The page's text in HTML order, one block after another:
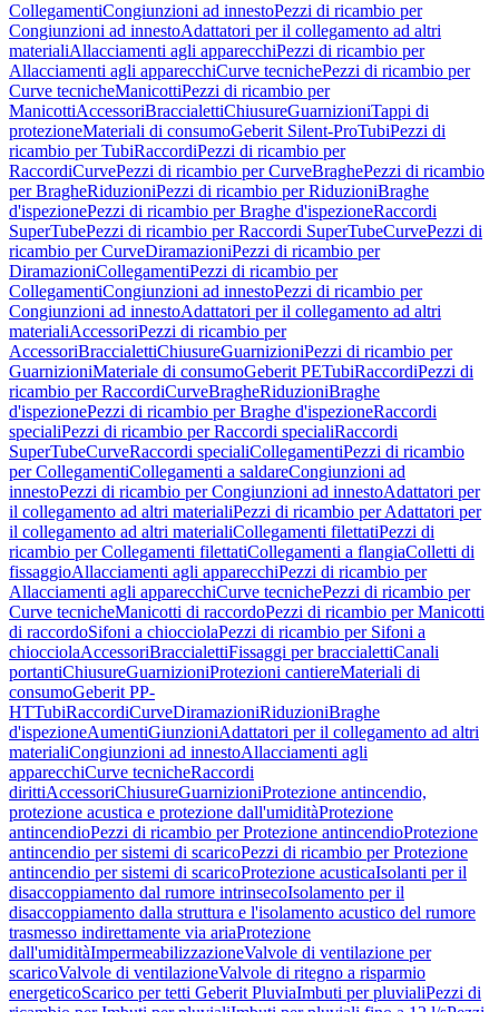
CollegamentiCongiunzioni ad innestoPezzi di ricambio per
Congiunzioni ad innestoAdattatori per il collegamento ad altri
materialiAllacciamenti agli apparecchiPezzi di ricambio per
Allacciamenti agli apparecchiCurve tecnichePezzi di ricambio per
Curve tecnicheManicottiPezzi di ricambio per
ManicottiAccessoriBraccialettiChiusureGuarnizioniTappi di
protezioneMateriali di consumoGeberit Silent-ProTubiPezzi di
ricambio per TubiRaccordiPezzi di ricambio per
RaccordiCurvePezzi di ricambio per CurveBraghePezzi di ricambio
per BragheRiduzioniPezzi di ricambio per RiduzioniBraghe
d'ispezionePezzi di ricambio per Braghe d'ispezioneRaccordi
SuperTubePezzi di ricambio per Raccordi SuperTubeCurvePezzi di
ricambio per CurveDiramazioniPezzi di ricambio per
DiramazioniCollegamentiPezzi di ricambio per
CollegamentiCongiunzioni ad innestoPezzi di ricambio per
Congiunzioni ad innestoAdattatori per il collegamento ad altri
materialiAccessoriPezzi di ricambio per
AccessoriBraccialettiChiusureGuarnizioniPezzi di ricambio per
GuarnizioniMateriale di consumoGeberit PETubiRaccordiPezzi di
ricambio per RaccordiCurveBragheRiduzioniBraghe
d'ispezionePezzi di ricambio per Braghe d'ispezioneRaccordi
specialiPezzi di ricambio per Raccordi specialiRaccordi
SuperTubeCurveRaccordi specialiCollegamentiPezzi di ricambio
per CollegamentiCollegamenti a saldareCongiunzioni ad
innestoPezzi di ricambio per Congiunzioni ad innestoAdattatori per
il collegamento ad altri materialiPezzi di ricambio per Adattatori per
il collegamento ad altri materialiCollegamenti filettatiPezzi di
ricambio per Collegamenti filettatiCollegamenti a flangiaColletti di
fissaggioAllacciamenti agli apparecchiPezzi di ricambio per
Allacciamenti agli apparecchiCurve tecnichePezzi di ricambio per
Curve tecnicheManicotti di raccordoPezzi di ricambio per Manicotti
di raccordoSifoni a chiocciolaPezzi di ricambio per Sifoni a
chiocciolaAccessoriBraccialettiFissaggi per braccialettiCanali
portantiChiusureGuarnizioniProtezioni cantiereMateriali di
consumoGeberit PP-
HTTubiRaccordiCurveDiramazioniRiduzioniBraghe
d'ispezioneAumentiGiunzioniAdattatori per il collegamento ad altri
materialiCongiunzioni ad innestoAllacciamenti agli
apparecchiCurve tecnicheRaccordi
dirittiAccessoriChiusureGuarnizioniProtezione antincendio,
protezione acustica e protezione dall'umiditàProtezione
antincendioPezzi di ricambio per Protezione antincendioProtezione
antincendio per sistemi di scaricoPezzi di ricambio per Protezione
antincendio per sistemi di scaricoProtezione acusticaIsolanti per il
disaccoppiamento dal rumore intrinsecoIsolamento per il
disaccoppiamento dalla struttura e l'isolamento acustico del rumore
trasmesso indirettamente via ariaProtezione
dall'umiditàImpermeabilizzazioneValvole di ventilazione per
scaricoValvole di ventilazioneValvole di ritegno a risparmio
energeticoScarico per tetti Geberit PluviaImbuti per pluvialiPezzi di